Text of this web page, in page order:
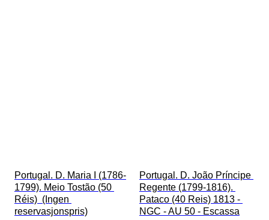
Portugal. D. Maria I (1786-
1799). Meio Tostão (50
Réis)  (Ingen
reservasjonspris)
Portugal. D. João Príncipe
Regente (1799-1816).
Pataco (40 Reis) 1813 -
NGC - AU 50 - Escassa